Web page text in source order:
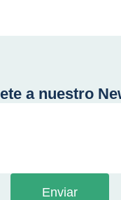
a nuestro
Enviar